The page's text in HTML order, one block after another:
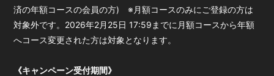
済の年額コースの会員の方) ※月額コースのみにご登録の方は
対象外です。2026年2月25日 17:59までに月額コースから年額
へコース変更された方は対象となります。
《キャンペーン受付期間》